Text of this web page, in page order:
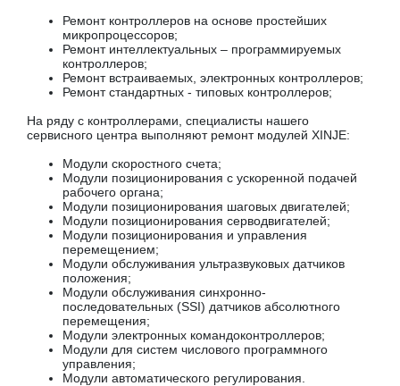
Ремонт контроллеров на основе простейших
микропроцессоров;
Ремонт интеллектуальных – программируемых
контроллеров;
Ремонт встраиваемых, электронных контроллеров;
Ремонт стандартных - типовых контроллеров;
На ряду с контроллерами, специалисты нашего
сервисного центра выполняют ремонт модулей XINJE:
Модули скоростного счета;
Модули позиционирования с ускоренной подачей
рабочего органа;
Модули позиционирования шаговых двигателей;
Модули позиционирования серводвигателей;
Модули позиционирования и управления
перемещением;
Модули обслуживания ультразвуковых датчиков
положения;
Модули обслуживания синхронно-
последовательных (SSI) датчиков абсолютного
перемещения;
Модули электронных командоконтроллеров;
Модули для систем числового программного
управления;
Модули автоматического регулирования.